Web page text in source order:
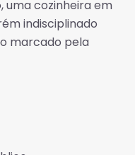
uma cozinheira em
indisciplinado
marcado pela